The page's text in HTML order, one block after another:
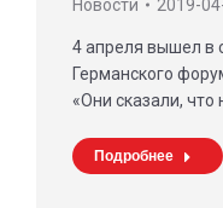
Новости 2019-
4 апреля вышел в
Германского
«Они сказали, что
Подробнее